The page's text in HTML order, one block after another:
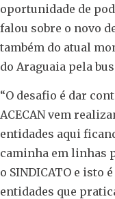
oportunidade de
falou sobre o novo
também do atual
do Araguaia pela
“O desafio é dar
ACECAN vem
entidades aqui
caminha em linhas
o SINDICATO e isto
entidades que